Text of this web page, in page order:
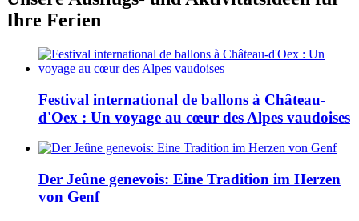
Ihre Ferien
Festival international de ballons à Château-
d'Oex : Un voyage au cœur des Alpes vaudoises
Der Jeûne genevois: Eine Tradition im Herzen
von Genf